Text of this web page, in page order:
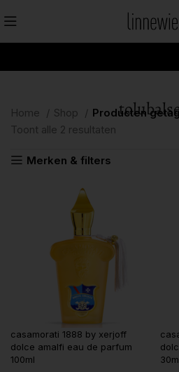
Home Shop
Producten
Toont alle 2 resultaten
Merken & filters
casamorati 1888 by xerjoff
dolce amalfi eau de parfum
100ml